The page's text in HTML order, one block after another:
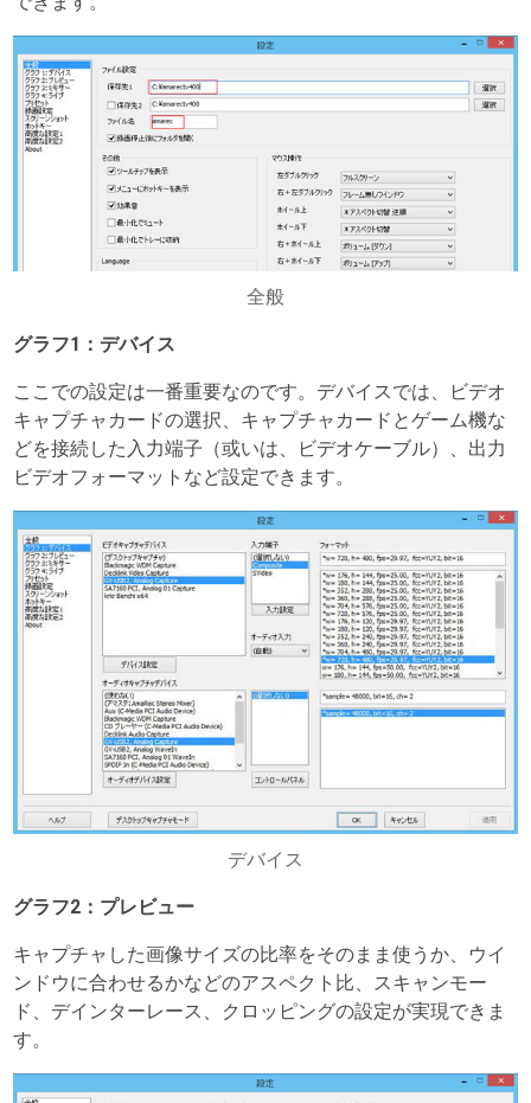
全般
グラフ1：デバイス
ここでの設定は一番重要なのです。デバイスでは、ビデオ
キャプチャカードの選択、キャプチャカードとゲーム機な
どを接続した入力端子（或いは、ビデオケーブル）、出力
ビデオフォーマットなど設定できます。
デバイス
グラフ2：プレビュー
キャプチャした画像サイズの比率をそのまま使うか、ウイ
ンドウに合わせるかなどのアスペクト比、スキャンモー
ド、デインターレース、クロッピングの設定が実現できま
す。